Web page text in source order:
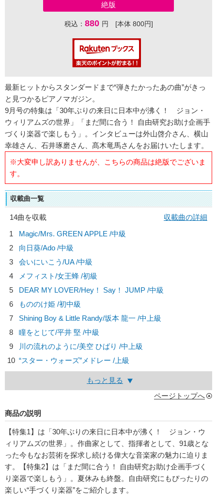
絶版
税込： 880 円 [本体 800円]
最新ヒットからスタンダードまで“弾きたかったあの曲”がきっ
と見つかるピアノマガジン。
9月号の特集は「30年ぶりの来日に日本中が沸く！ ジョン・
ウィリアムズの世界」「まだ間に合う！ 自由研究お助け企画手
づくり楽器で楽しもう」。インタビューは外山啓介さん、横山
幸雄さん、石井琢磨さん、髙木竜馬さんをお届けいたします。
※大変申し訳ありませんが、こちらの商品は絶版でございま
す。
収載曲一覧
14曲を収載
収載曲の詳細
1
Magic/Mrs. GREEN APPLE /中級
2
向日葵/Ado /中級
3
会いにいこう/UA/中級
4
メフィスト/女王蜂 /初級
5
DEAR MY LOVER/Hey！ Say！ JUMP /中級
6
もののけ姫 /初中級
7
Shining Boy & Little Randy/坂本 龍一 /中上級
8
瞳をとじて/平井 堅 /中級
9
川の流れのように/美空 ひばり /中上級
10 “スター・ウォーズ”メドレー /上級
もっと見る
ページトップへ
商品の説明
【特集1】は「30年ぶりの来日に日本中が沸く！ ジョン・ウ
ィリアムズの世界」。作曲家として、指揮者として、91歳とな
った今もなお芸術を探求し続ける偉大な音楽家の魅力に迫りま
す。【特集2】は「まだ間に合う！ 自由研究お助け企画手づく
り楽器で楽しもう」。夏休みも終盤。自由研究にもぴったりの
楽しい“手づくり楽器”をご紹介します。